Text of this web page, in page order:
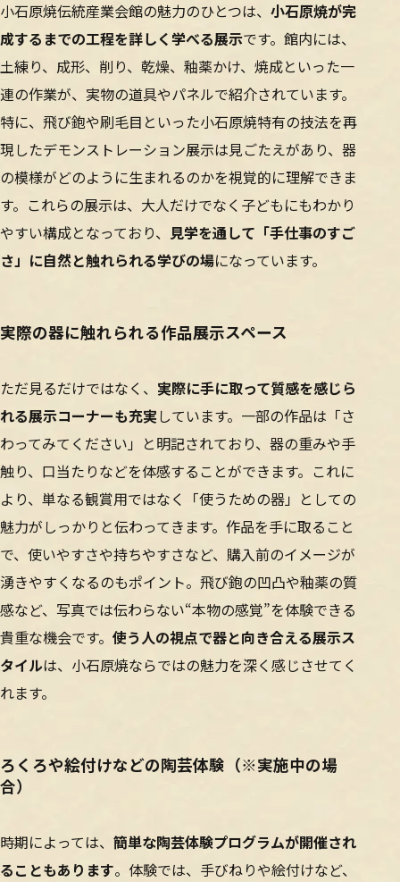
小石原焼伝統産業会館の魅力のひとつは、 小石原焼が完
成するまでの工程を詳しく学べる展示です。館内には、
土練り、成形、削り、乾燥、釉薬かけ、焼成といった一
連の作業が、実物の道具やパネルで紹介されています。
特に、飛び鉋や刷毛目といった小石原焼特有の技法を再
現したデモンストレーション展示は見ごたえがあり、器
の模様がどのように生まれるのかを視覚的に理解できま
す。これらの展示は、大人だけでなく子どもにもわかり
やすい構成となっており、 見学を通して「手仕事のすご
さ」に自然と触れられる学びの場になっています。
実際の器に触れられる作品展示スペース
ただ見るだけではなく、 実際に手に取って質感を感じら
れる展示コーナーも充実しています。一部の作品は「さ
わってみてください」と明記されており、器の重みや手
触り、口当たりなどを体感することができます。これに
より、単なる観賞用ではなく「使うための器」としての
魅力がしっかりと伝わってきます。作品を手に取ること
で、使いやすさや持ちやすさなど、購入前のイメージが
湧きやすくなるのもポイント。飛び鉋の凹凸や釉薬の質
感など、写真では伝わらない“本物の感覚”を体験できる
貴重な機会です。 使う人の視点で器と向き合える展示ス
タイルは、小石原焼ならではの魅力を深く感じさせてく
れます。
ろくろや絵付けなどの陶芸体験（※実施中の場
合）
時期によっては、 簡単な陶芸体験プログラムが開催され
ることもあります。体験では、手びねりや絵付けなど、